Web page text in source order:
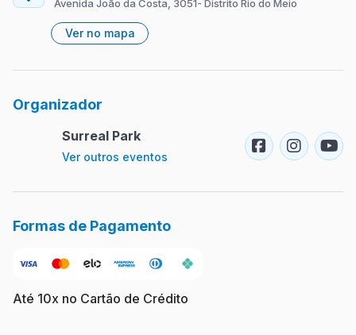
Avenida João da Costa, 3051- Distrito Rio do Meio
Ver no mapa
Organizador
Surreal Park
Ver outros eventos
Formas de Pagamento
Até 10x no Cartão de Crédito